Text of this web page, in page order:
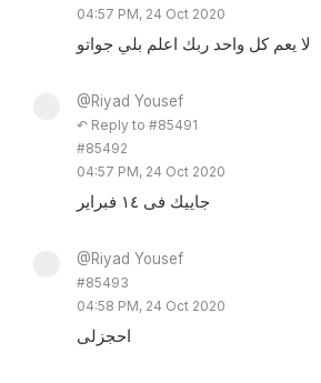
04:57 PM, 24 Oct 2020
لا يعم كل واحد ربك اعلم بلي جواتو
@Riyad Yousef
↶ Reply to #85491
#85492
04:57 PM, 24 Oct 2020
جاييك فى ١٤ فبراير
@Riyad Yousef
#85493
04:58 PM, 24 Oct 2020
احجزلى